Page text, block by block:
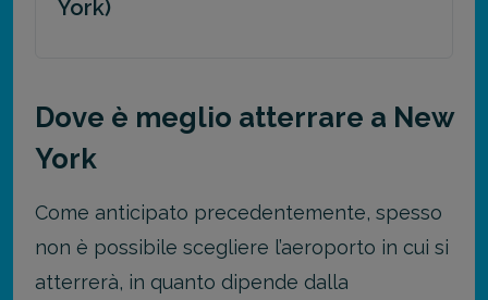
York)
Dove è meglio atterrare a New
York
Come anticipato precedentemente, spesso
non è possibile scegliere l’aeroporto in cui si
atterrerà, in quanto dipende dalla